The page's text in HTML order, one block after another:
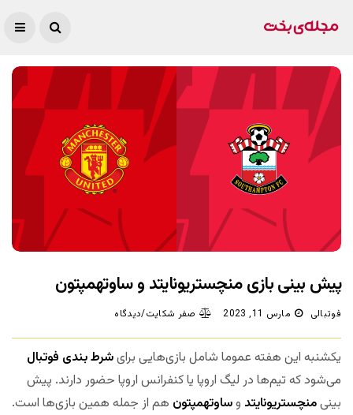
پیش بینی بازی منچستریونایتد و ساوتهمپتون
فوتبالی مارس 11, 2023 صفر شکایت/دیدگاه
یکشنبه این هفته عموما شامل بازی‌هایی برایشرط بندی فوتبال
می‌شود که تیم‌ها در لیگ اروپا یا کنفرانس اروپا حضور دارند. پیش
بینیمنچستریونایتد وساوتهمپتون هم از جمله همین بازی‌ها است.